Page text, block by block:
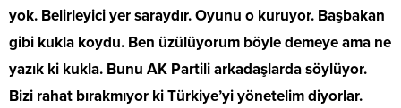
yok. Belirleyici yer saraydır. Oyunu o kuruyor. Başbakan
gibi kukla koydu. Ben üzülüyorum böyle demeye ama ne
yazık ki kukla. Bunu AK Partili arkadaşlarda söylüyor.
Bizi rahat bırakmıyor ki Türkiye’yi yönetelim diyorlar.